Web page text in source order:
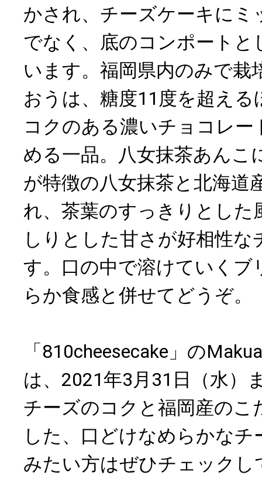
かされ、チーズケーキにミ
でなく、底のコンポートと
います。福岡県内のみで栽
おうは、糖度11度を超え
コクのある濃いチョコレー
める一品。八女抹茶あんこ
が特徴の八女抹茶と北海道
れ、茶葉のすっきりとした
しりとした甘さが好相性な
す。口の中で溶けていくブ
らか食感と併せてどうぞ。
「810cheesecake」の
は、2021年3月31日（水）
チーズのコクと福岡産のこ
した、口どけなめらかな
みたい方はぜひチェック